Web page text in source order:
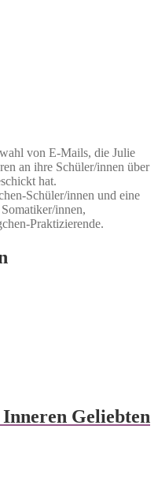
von E-Mails, die Julie
an ihre Schüler/innen über
hat.
Schüler/innen und eine
innen,
Praktizierende.
Geliebten